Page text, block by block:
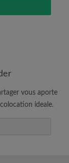
des
vous aporte
ideale.